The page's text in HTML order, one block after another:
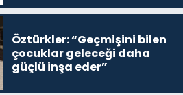
Öztürkler: “Geçmişini bilen
çocuklar geleceği daha
güçlü inşa eder”